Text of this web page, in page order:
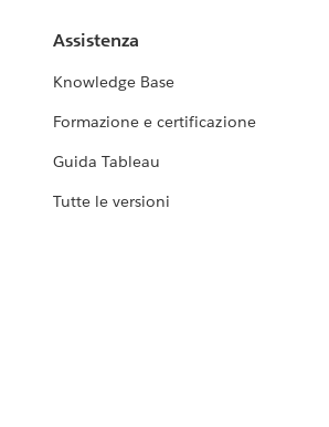
Assistenza
Knowledge Base
Formazione e certificazione
Guida Tableau
Tutte le versioni